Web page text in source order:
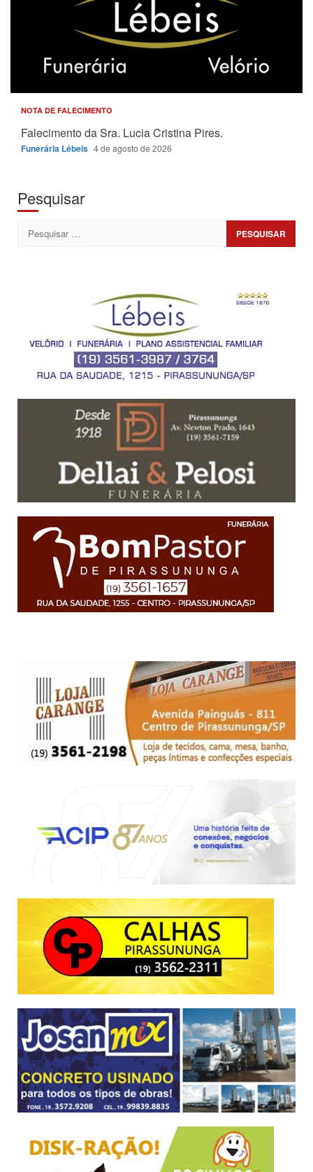
NOTA DE FALECIMENTO
Falecimento da Sra. Lucia Cristina Pires.
Funerária Lébeis 4 de agosto de 2026
Pesquisar
Pesquisar